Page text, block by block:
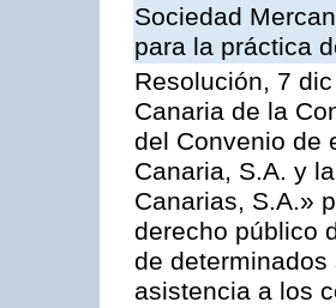
Sociedad
para la práctica
Resolución, 7
Canaria de la
del Convenio de
Canaria, S.A. y
Canarias, S.A.»
derecho público
de
asistencia a los